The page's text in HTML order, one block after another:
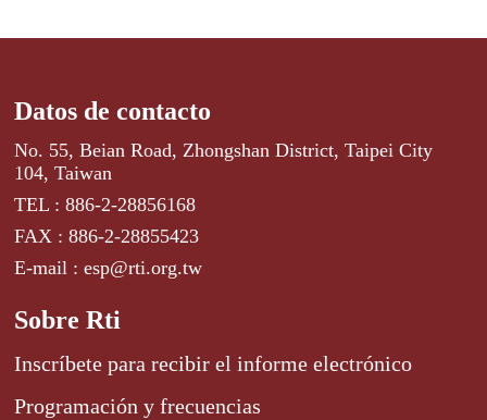
Datos de contacto
No. 55, Beian Road, Zhongshan District, Taipei City
104, Taiwan
TEL : 886-2-28856168
FAX : 886-2-28855423
E-mail : esp@rti.org.tw
Sobre Rti
Inscríbete para recibir el informe electrónico
Programación y frecuencias